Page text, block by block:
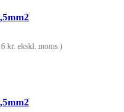
kr. ekskl. moms )